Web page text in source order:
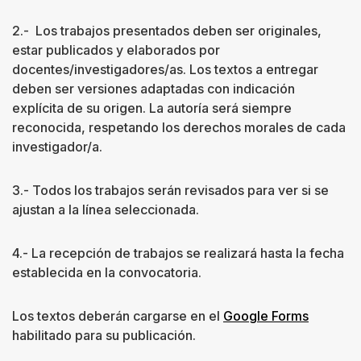
2.- Los trabajos presentados deben ser originales,
estar publicados y elaborados por
docentes/investigadores/as. Los textos a entregar
deben ser versiones adaptadas con indicación
explícita de su origen. La autoría será siempre
reconocida, respetando los derechos morales de cada
investigador/a.
3.- Todos los trabajos serán revisados para ver si se
ajustan a la línea seleccionada.
4.- La recepción de trabajos se realizará hasta la fecha
establecida en la convocatoria.
Los textos deberán cargarse en el Google Forms
habilitado para su publicación.